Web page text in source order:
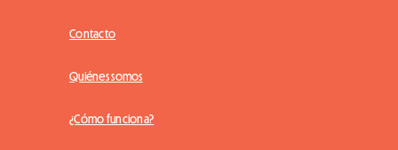
Contacto
Quiénes somos
¿Cómo funciona?